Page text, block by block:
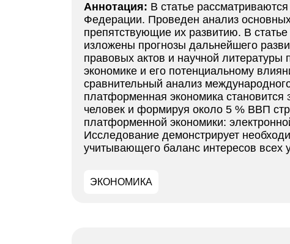
Аннотация: В статье
Федерации. Проведен анализ
препятствующие их развитию. В
изложены прогнозы дальнейшего
правовых актов и научной
экономике и его потенциальному
сравнительный анализ
платформенная экономика
человек и формируя около 5 % ВВП
платформенной экономики:
Исследование демонстрирует
учитывающего баланс интересов всех
ЭКОНОМИКА